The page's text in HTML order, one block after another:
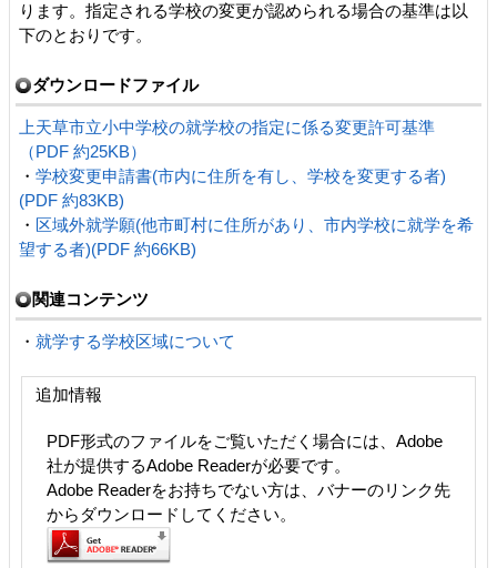
ります。指定される学校の変更が認められる場合の基準は以
下のとおりです。
ダウンロードファイル
上天草市立小中学校の就学校の指定に係る変更許可基準
（PDF 約25KB）
・ 学校変更申請書(市内に住所を有し、学校を変更する者)
(PDF 約83KB)
・ 区域外就学願(他市町村に住所があり、市内学校に就学を希
望する者)(PDF 約66KB)
関連コンテンツ
・ 就学する学校区域について
追加情報
PDF形式のファイルをご覧いただく場合には、Adobe
社が提供するAdobe Readerが必要です。
Adobe Readerをお持ちでない方は、バナーのリンク先
からダウンロードしてください。